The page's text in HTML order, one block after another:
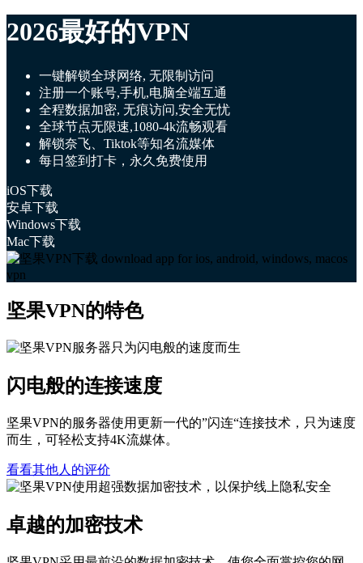
2026最好的VPN
一键解锁全球网络, 无限制访问
注册一个账号,手机,电脑全端互通
全程数据加密, 无痕访问,安全无忧
全球节点无限速,1080-4k流畅观看
解锁奈飞、Tiktok等知名流媒体
每日签到打卡，永久免费使用
iOS下载
安卓下载
Windows下载
Mac下载
坚果VPN的特色
闪电般的连接速度
坚果VPN的服务器使用更新一代的”闪连“连接技术，只为速度
而生，可轻松支持4K流媒体。
看看其他人的评价
卓越的加密技术